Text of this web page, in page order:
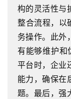
构的灵活性与
整合流程，以
务操作。此外
有能够维护和
平台时，企业
能力，确保在
题。最后，强